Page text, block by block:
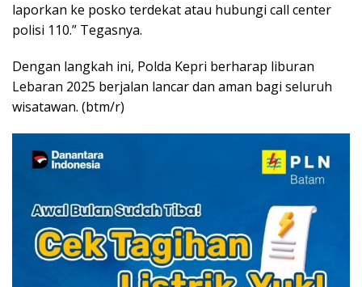
laporkan ke posko terdekat atau hubungi call center
polisi 110.” Tegasnya.
Dengan langkah ini, Polda Kepri berharap liburan
Lebaran 2025 berjalan lancar dan aman bagi seluruh
wisatawan. (btm/r)